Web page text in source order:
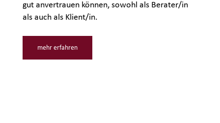
gut anvertrauen können, sowohl als Berater/in
als auch als Klient/in.
mehr erfahren